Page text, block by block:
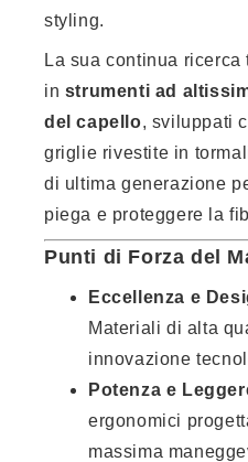
styling.
La sua continua
in strumenti ad
del capello, sviluppati
griglie rivestite in
di ultima generazione
piega e proteggere la
Punti di Forza del
Eccellenza e
Materiali di alta
innovazione
Potenza e
ergonomici
massima